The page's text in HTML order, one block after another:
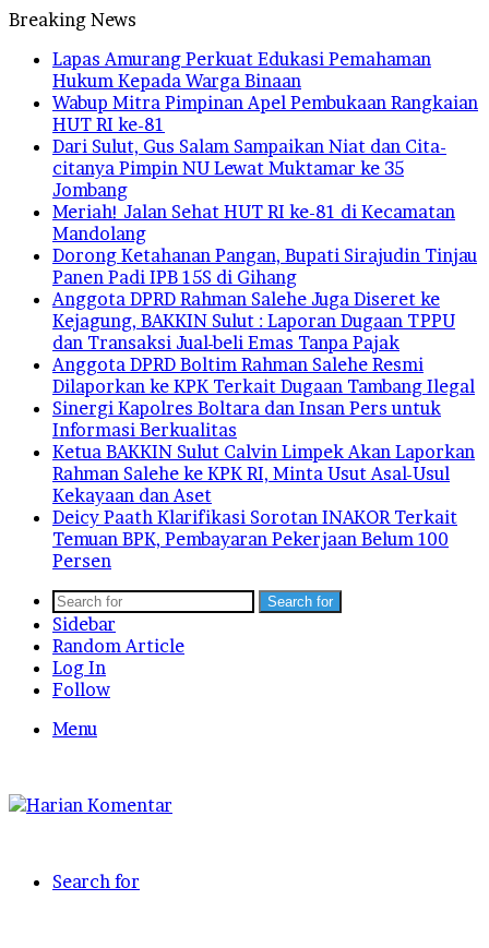
Breaking News
Lapas Amurang Perkuat Edukasi Pemahaman
Hukum Kepada Warga Binaan
Wabup Mitra Pimpinan Apel Pembukaan Rangkaian
HUT RI ke-81
Dari Sulut, Gus Salam Sampaikan Niat dan Cita-
citanya Pimpin NU Lewat Muktamar ke 35
Jombang
Meriah! Jalan Sehat HUT RI ke-81 di Kecamatan
Mandolang
Dorong Ketahanan Pangan, Bupati Sirajudin Tinjau
Panen Padi IPB 15S di Gihang
Anggota DPRD Rahman Salehe Juga Diseret ke
Kejagung, BAKKIN Sulut : Laporan Dugaan TPPU
dan Transaksi Jual-beli Emas Tanpa Pajak
Anggota DPRD Boltim Rahman Salehe Resmi
Dilaporkan ke KPK Terkait Dugaan Tambang Ilegal
Sinergi Kapolres Boltara dan Insan Pers untuk
Informasi Berkualitas
Ketua BAKKIN Sulut Calvin Limpek Akan Laporkan
Rahman Salehe ke KPK RI, Minta Usut Asal-Usul
Kekayaan dan Aset
Deicy Paath Klarifikasi Sorotan INAKOR Terkait
Temuan BPK, Pembayaran Pekerjaan Belum 100
Persen
Search for
Sidebar
Random Article
Log In
Follow
Menu
Search for